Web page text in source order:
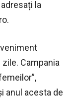
la
.
Campania
anul acesta de